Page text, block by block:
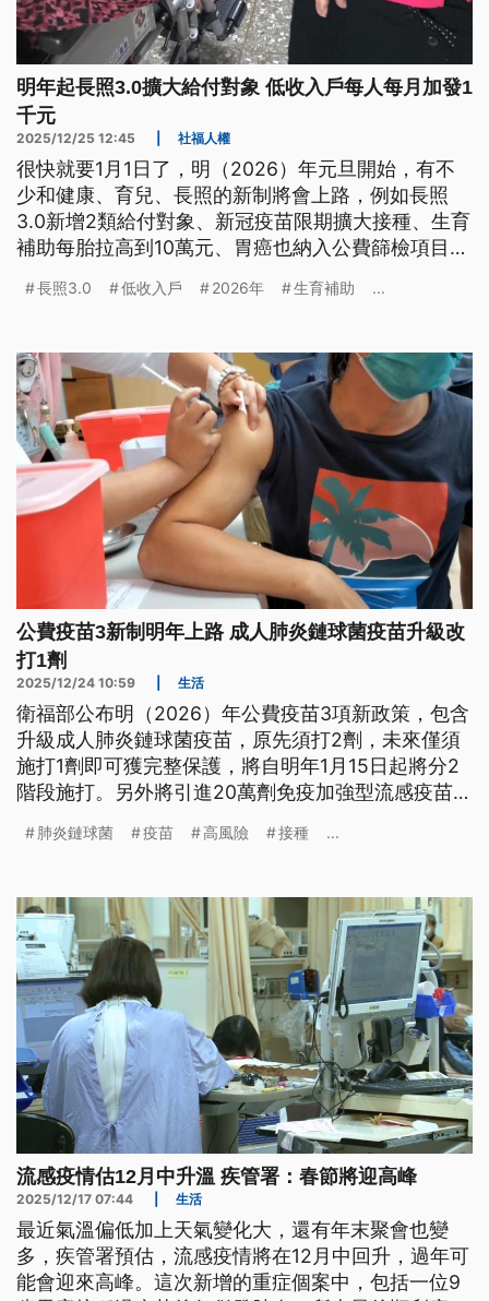
明年起長照3.0擴大給付對象 低收入戶每人每月加發1
千元
2025/12/25 12:45 社福人權
很快就要1月1日了，明（2026）年元旦開始，有不
少和健康、育兒、長照的新制將會上路，例如長照
3.0新增2類給付對象、新冠疫苗限期擴大接種、生育
補助每胎拉高到10萬元、胃癌也納入公費篩檢項目。
元。
長照3.0 低收入戶 2026年 生育補助 ...
公費疫苗3新制明年上路 成人肺炎鏈球菌疫苗升級改
打1劑
2025/12/24 10:59 生活
衛福部公布明（2026）年公費疫苗3項新政策，包含
升級成人肺炎鏈球菌疫苗，原先須打2劑，未來僅須
施打1劑即可獲完整保護，將自明年1月15日起將分2
階段施打。另外將引進20萬劑免疫加強型流感疫苗，
種處置費補助也將同步調升。
肺炎鏈球菌 疫苗 高風險 接種 ...
流感疫情估12月中升溫 疾管署：春節將迎高峰
2025/12/17 07:44 生活
最近氣溫偏低加上天氣變化大，還有年末聚會也變
多，疾管署預估，流感疫情將在12月中回升，過年可
能會迎來高峰。這次新增的重症個案中，包括一位9